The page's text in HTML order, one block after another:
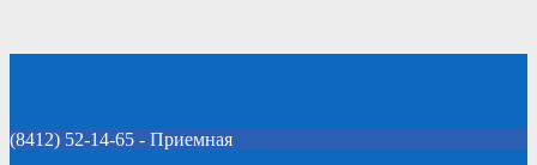
(8412) 52-14-65 - Приемная